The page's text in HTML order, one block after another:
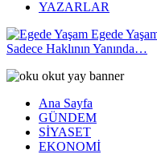
YAZARLAR
Egede
Sadece Haklının Yanında…
Ana Sayfa
GÜNDEM
SİYASET
EKONOMİ